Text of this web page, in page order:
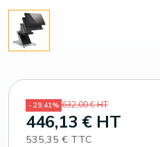
- 29,41% 632,00 € HT
446,13 € HT
535,35 € TTC